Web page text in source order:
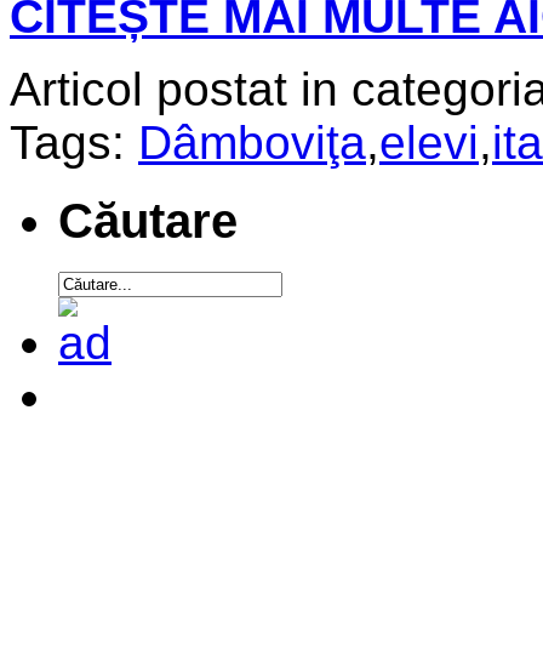
CITEȘTE MAI MULTE
Articol postat in
Tags: Dâmboviţa,elevi,
Căutare